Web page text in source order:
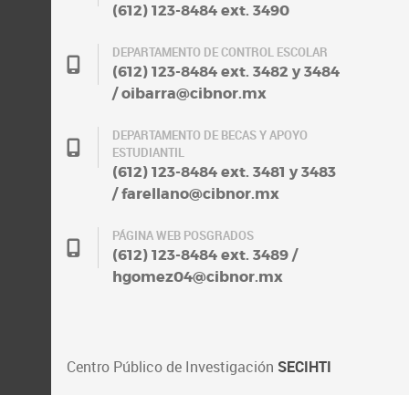
(612) 123-8484 ext. 3490
DEPARTAMENTO DE CONTROL ESCOLAR
(612) 123-8484 ext. 3482 y 3484
/ oibarra@cibnor.mx
DEPARTAMENTO DE BECAS Y APOYO
ESTUDIANTIL
(612) 123-8484 ext. 3481 y 3483
/ farellano@cibnor.mx
PÁGINA WEB POSGRADOS
(612) 123-8484 ext. 3489 /
hgomez04@cibnor.mx
Centro Público de Investigación SECIHTI